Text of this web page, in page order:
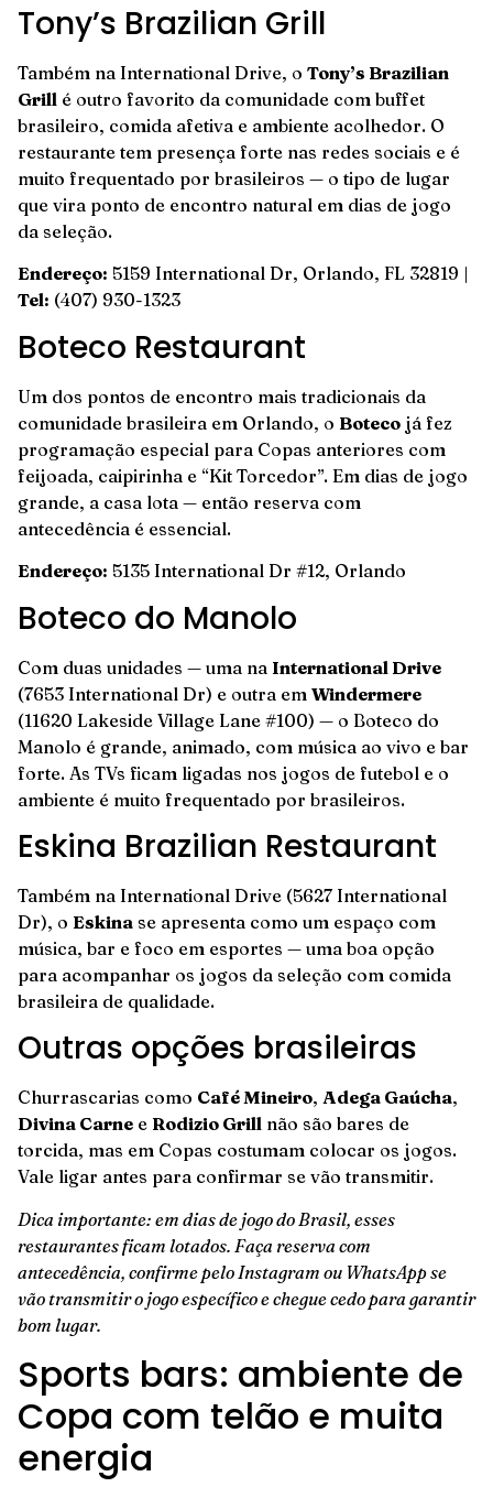
Tony’s Brazilian Grill
Também na International Drive, o Tony’s Brazilian
Grill é outro favorito da comunidade com buffet
brasileiro, comida afetiva e ambiente acolhedor. O
restaurante tem presença forte nas redes sociais e é
muito frequentado por brasileiros — o tipo de lugar
que vira ponto de encontro natural em dias de jogo
da seleção.
Endereço: 5159 International Dr, Orlando, FL 32819 |
Tel: (407) 930-1323
Boteco Restaurant
Um dos pontos de encontro mais tradicionais da
comunidade brasileira em Orlando, o Boteco já fez
programação especial para Copas anteriores com
feijoada, caipirinha e “Kit Torcedor”. Em dias de jogo
grande, a casa lota — então reserva com
antecedência é essencial.
Endereço: 5135 International Dr #12, Orlando
Boteco do Manolo
Com duas unidades — uma na International Drive
(7653 International Dr) e outra em Windermere
(11620 Lakeside Village Lane #100) — o Boteco do
Manolo é grande, animado, com música ao vivo e bar
forte. As TVs ficam ligadas nos jogos de futebol e o
ambiente é muito frequentado por brasileiros.
Eskina Brazilian Restaurant
Também na International Drive (5627 International
Dr), o Eskina se apresenta como um espaço com
música, bar e foco em esportes — uma boa opção
para acompanhar os jogos da seleção com comida
brasileira de qualidade.
Outras opções brasileiras
Churrascarias como Café Mineiro, Adega Gaúcha,
Divina Carne e Rodizio Grill não são bares de
torcida, mas em Copas costumam colocar os jogos.
Vale ligar antes para confirmar se vão transmitir.
Dica importante: em dias de jogo do Brasil, esses
restaurantes ficam lotados. Faça reserva com
antecedência, confirme pelo Instagram ou WhatsApp se
vão transmitir o jogo específico e chegue cedo para garantir
bom lugar.
Sports bars: ambiente de
Copa com telão e muita
energia